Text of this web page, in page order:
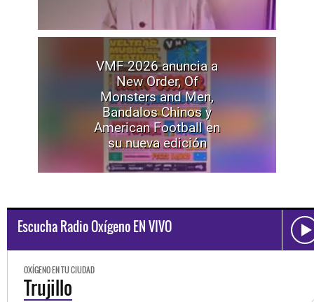
VMF 2026 anuncia a
New Order, Of
Monsters and Men,
Bandalos Chinos y
American Football en
su nueva edición
Escucha Radio Oxígeno EN VIVO
OXÍGENO EN TU CIUDAD
Trujillo